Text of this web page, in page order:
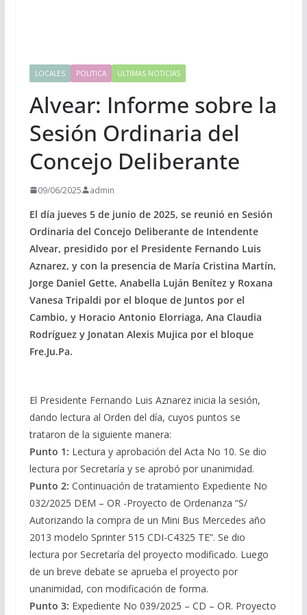
LOCALES POLITICA ULTIMAS NOTICIAS
Alvear: Informe sobre la
Sesión Ordinaria del
Concejo Deliberante
09/06/2025 admin
El día jueves 5 de junio de 2025, se reunió en Sesión
Ordinaria del Concejo Deliberante de Intendente
Alvear, presidido por el Presidente Fernando Luis
Aznarez, y con la presencia de María Cristina Martín,
Jorge Daniel Gette, Anabella Luján Benítez y Roxana
Vanesa Tripaldi por el bloque de Juntos por el
Cambio, y Horacio Antonio Elorriaga, Ana Claudia
Rodríguez y Jonatan Alexis Mujica por el bloque
Fre.Ju.Pa.
El Presidente Fernando Luis Aznarez inicia la sesión,
dando lectura al Orden del día, cuyos puntos se
trataron de la siguiente manera:
Punto 1: Lectura y aprobación del Acta No 10. Se dio
lectura por Secretaría y se aprobó por unanimidad.
Punto 2: Continuación de tratamiento Expediente No
032/2025 DEM – OR -Proyecto de Ordenanza “S/
Autorizando la compra de un Mini Bus Mercedes año
2013 modelo Sprinter 515 CDI-C4325 TE”. Se dio
lectura por Secretaría del proyecto modificado. Luego
de un breve debate se aprueba el proyecto por
unanimidad, con modificación de forma.
Punto 3: Expediente No 039/2025 – CD – OR. Proyecto